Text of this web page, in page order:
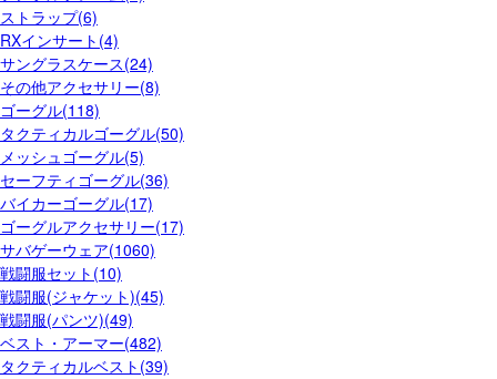
ストラップ(6)
RXインサート(4)
サングラスケース(24)
その他アクセサリー(8)
ゴーグル(118)
タクティカルゴーグル(50)
メッシュゴーグル(5)
セーフティゴーグル(36)
バイカーゴーグル(17)
ゴーグルアクセサリー(17)
サバゲーウェア(1060)
戦闘服セット(10)
戦闘服(ジャケット)(45)
戦闘服(パンツ)(49)
ベスト・アーマー(482)
タクティカルベスト(39)